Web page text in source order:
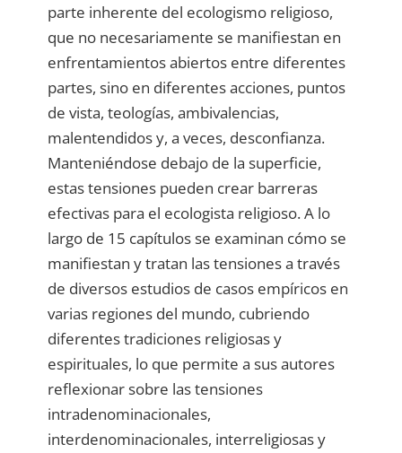
parte inherente del ecologismo religioso,
que no necesariamente se manifiestan en
enfrentamientos abiertos entre diferentes
partes, sino en diferentes acciones, puntos
de vista, teologías, ambivalencias,
malentendidos y, a veces, desconfianza.
Manteniéndose debajo de la superficie,
estas tensiones pueden crear barreras
efectivas para el ecologista religioso. A lo
largo de 15 capítulos se examinan cómo se
manifiestan y tratan las tensiones a través
de diversos estudios de casos empíricos en
varias regiones del mundo, cubriendo
diferentes tradiciones religiosas y
espirituales, lo que permite a sus autores
reflexionar sobre las tensiones
intradenominacionales,
interdenominacionales, interreligiosas y